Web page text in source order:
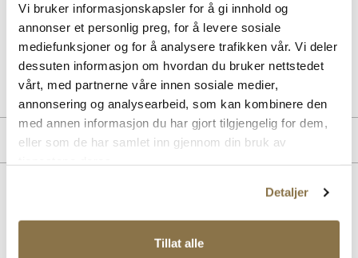
Vi bruker informasjonskapsler for å gi innhold og
annonser et personlig preg, for å levere sosiale
mediefunksjoner og for å analysere trafikken vår. Vi deler
dessuten informasjon om hvordan du bruker nettstedet
vårt, med partnerne våre innen sosiale medier,
annonsering og analysearbeid, som kan kombinere den
med annen informasjon du har gjort tilgjengelig for dem,
eller som de har samlet inn gjennom din bruk av
Detaljer
Tillat alle
uttrykk. Den myke fotsengen former seg etter foten, mens den lette,
profilerte yttersålen gir godt grep og behagelig demping.
Art. nr41463409
Lev. art. nr83.745
Produktdetaljer